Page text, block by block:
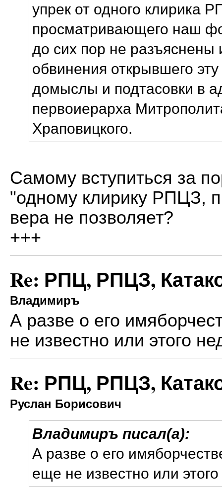
упрек от одного клирика
просматривающего наш
до сих пор не разъяснены
обвинения открывшего
домыслы и подтасовки в
первоиерарха
Храповицкого.
Самому вступиться за
"одному клирику РПЦЗ,
вера не позволяет?
+++
Re: РПЦ, РПЦЗ,
Владимиръ
А разве о его
не известно или этого
Re: РПЦ, РПЦЗ,
Руслан Борисович
Владимиръ писал(а):
А разве о его
еще не известно или